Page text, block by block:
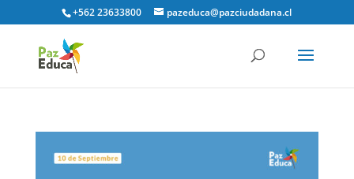
+562 23633800 pazeduca@pazciudadana.cl